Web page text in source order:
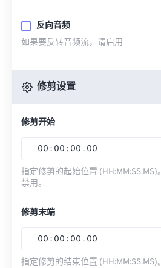
反向音频
如果要反转音频流，请启用
修剪设置
修剪开始
00 : 00 : 00 . 00
指定修剪的起始位置
禁用。
修剪末端
00 : 00 : 00 . 00
指定修剪的结束位置